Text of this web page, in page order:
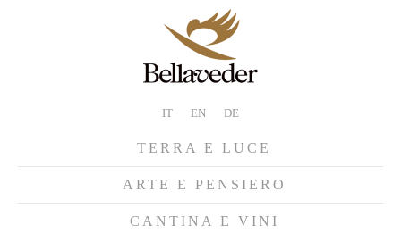
IT EN DE
TERRA E LUCE
ARTE E PENSIERO
CANTINA E VINI